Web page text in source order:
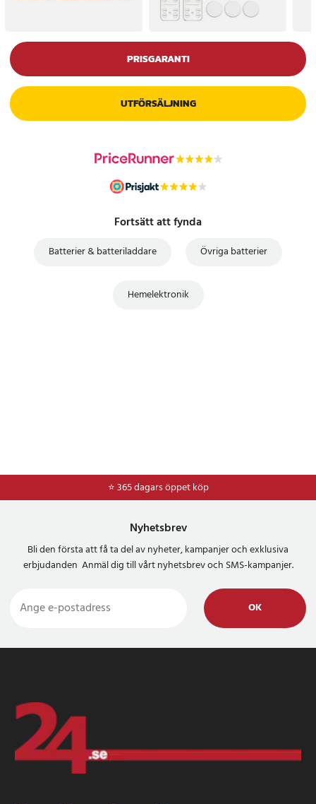
PRISGARANTI
UTFÖRSÄLJNING
Fortsätt att fynda
Batterier & batteriladdare Övriga batterier
Hemelektronik
⭐ 365 dagars öppet köp
⭐Frakt 49kr *
Nyhetsbrev
Bli den första att få ta del av nyheter, kampanjer och exklusiva
erbjudanden Anmäl dig till vårt nyhetsbrev och SMS-kampanjer.
OK